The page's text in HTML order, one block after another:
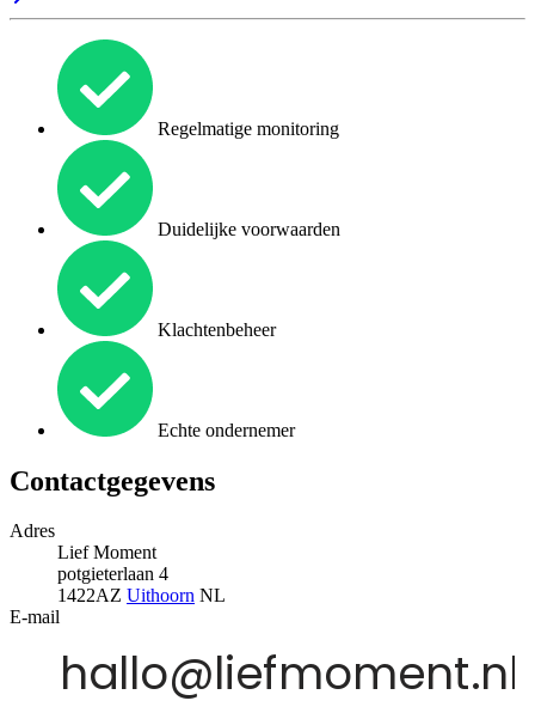
Regelmatige monitoring
Duidelijke voorwaarden
Klachtenbeheer
Echte ondernemer
Contactgegevens
Adres
Lief Moment
potgieterlaan 4
1422AZ Uithoorn NL
E-mail